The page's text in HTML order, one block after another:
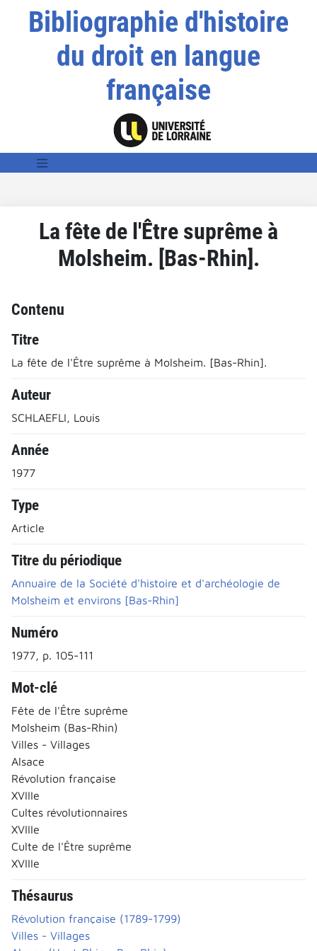
Bibliographie d'histoire
du droit en langue
française
La fête de l'Être suprême à
Molsheim. [Bas-Rhin].
Contenu
Titre
La fête de l'Être suprême à Molsheim. [Bas-Rhin].
Auteur
SCHLAEFLI, Louis
Année
1977
Type
Article
Titre du périodique
Annuaire de la Société d'histoire et d'archéologie de
Molsheim et environs [Bas-Rhin]
Numéro
1977, p. 105-111
Mot-clé
Fête de l'Être suprême
Molsheim (Bas-Rhin)
Villes - Villages
Alsace
Révolution française
XVIIIe
Cultes révolutionnaires
XVIIIe
Culte de l'Être suprême
XVIIIe
Thésaurus
Révolution française (1789-1799)
Villes - Villages